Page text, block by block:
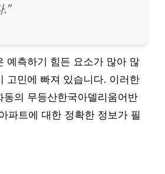
예측하기 힘든 요소가 많아 많
고민에 빠져 있습니다. 이러한
동의 무등산한국아델리움어반
파트에 대한 정확한 정보가 필